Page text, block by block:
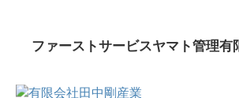
ファーストサービスヤマト管理有